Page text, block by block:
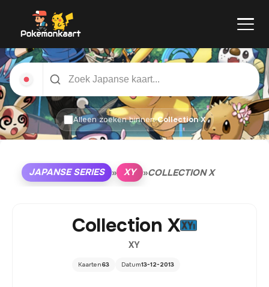
Alleen zoeken binnenCollection X
JAPANSE SERIES » XY »COLLECTION X
Collection X
XY
Kaarten63 Datum13-12-2013